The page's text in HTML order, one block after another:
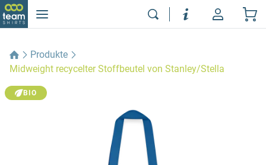
Produkte
Midweight recycelter Stoffbeutel von Stanley/Stella
BIO